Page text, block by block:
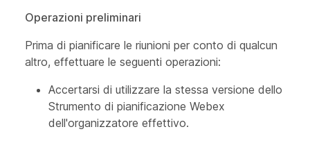
Operazioni preliminari
Prima di pianificare le riunioni per conto di qualcun
altro, effettuare le seguenti operazioni:
Accertarsi di utilizzare la stessa versione dello
Strumento di pianificazione Webex
dell'organizzatore effettivo.